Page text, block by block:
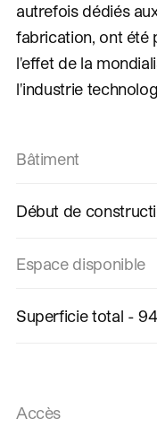
autrefois dédiés
fabrication, ont été
l'effet de la
l'industrie
Bâtiment
Début de
Espace disponible
Superficie total -
Accès